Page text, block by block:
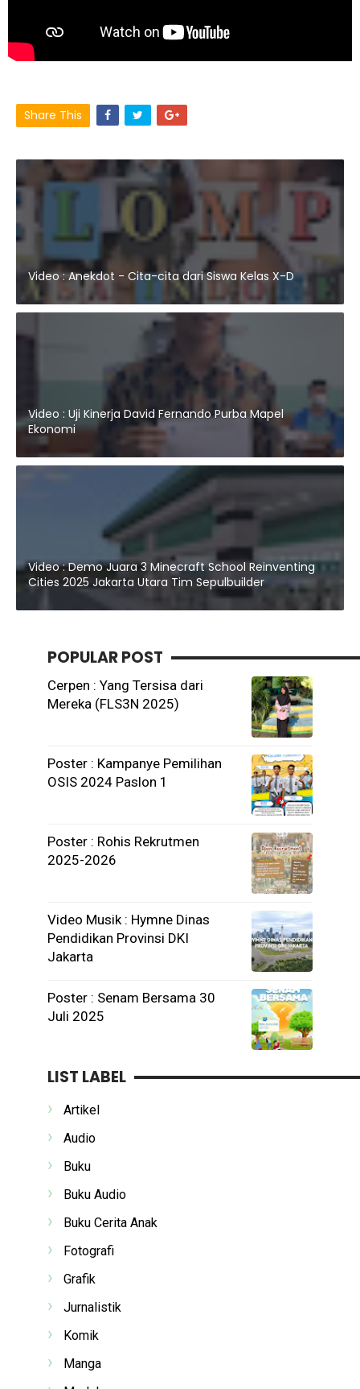
Share This
Video : Anekdot - Cita-cita dari Siswa Kelas X-D
Video : Uji Kinerja David Fernando Purba Mapel
Ekonomi
Video : Demo Juara 3 Minecraft School Reinventing
Cities 2025 Jakarta Utara Tim Sepulbuilder
POPULAR POST
Cerpen : Yang Tersisa dari
Mereka (FLS3N 2025)
Poster : Kampanye Pemilihan
OSIS 2024 Paslon 1
Poster : Rohis Rekrutmen
2025-2026
Video Musik : Hymne Dinas
Pendidikan Provinsi DKI
Jakarta
Poster : Senam Bersama 30
Juli 2025
LIST LABEL
Artikel
Audio
Buku
Buku Audio
Buku Cerita Anak
Fotografi
Grafik
Jurnalistik
Komik
Manga